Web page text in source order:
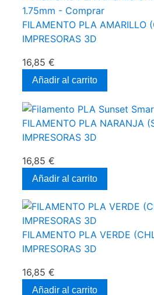
FILAMENTO PLA AMARILLO
IMPRESORAS 3D
16,85 €
Añadir al carrito
FILAMENTO PLA NARANJA
IMPRESORAS 3D
16,85 €
Añadir al carrito
FILAMENTO PLA VERDE
IMPRESORAS 3D
16,85 €
Añadir al carrito